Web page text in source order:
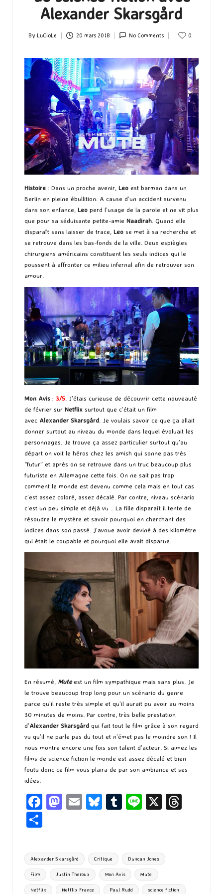
Alexander Skarsgård
Posted
By LuCioLe 20 mars 2018 No Comments 0
Histoire : Dans un proche avenir, Leo est barman dans un
Berlin en pleine ébullition. A cause d’un accident survenu
dans son enfance, Leo perd l’usage de la parole et ne vit plus
que pour sa séduisante petite-amie Naadirah . Quand elle
disparaît sans laisser de trace, Leo se met à sa recherche et
se retrouve dans les bas-fonds de la ville. Deux espiègles
chirurgiens américains constituent les seuls indices qui le
poussent à affronter ce milieu infernal afin de retrouver son
amour.
Mon Avis : 3/5 . J’étais curieuse de découvrir cette nouveauté
de février sur Netflix surtout que c’était un film
avec Alexander Skarsgård . Je voulais savoir ce que ça allait
donner surtout au niveau du monde dans lequel évoluait les
personnages. Je trouve ça assez particulier surtout qu’au
départ on voit le héros chez les amish qui sonne pas très
“futur” et après on se retrouve dans un truc beaucoup plus
futuriste en Allemagne cette fois. On ne sait pas trop
comment le monde est devenu comme cela mais en tout cas
c’est assez coloré, assez décalé. Par contre, niveau scénario
c’est un peu simple et déjà vu .. La fille disparaît il tente de
résoudre le mystère et savoir pourquoi en cherchant des
indices dans son passé. J’avoue avoir deviné à des kilomètre
qui était le coupable et pourquoi elle avait disparue.
En résumé, Mute est un film sympathique mais sans plus. Je
le trouve beaucoup trop long pour un scénario du genre
parce qu’il reste très simple et qu’il aurait pu avoir au moins
30 minutes de moins. Par contre, très belle prestation
d’Alexander Skarsgård qui fait tout le film grâce à son regard
vu qu’il ne parle pas du tout et n’émet pas le moindre son ! Il
nous montre encore une fois son talent d’acteur. Si aimez les
films de science fiction le monde est assez décalé et bien
foutu donc ce film vous plaira de par son ambiance et ses
idées.
Fa
o
o
k
M
d
o
n
E
l
Bl
ky
T
bl
r
Li X
ta
g
er
Tags:
Alexander Skarsgård Critique Duncan Jones
Film Justin Theroux Mon Avis Mute
Netflix Netflix France Paul Rudd science fiction